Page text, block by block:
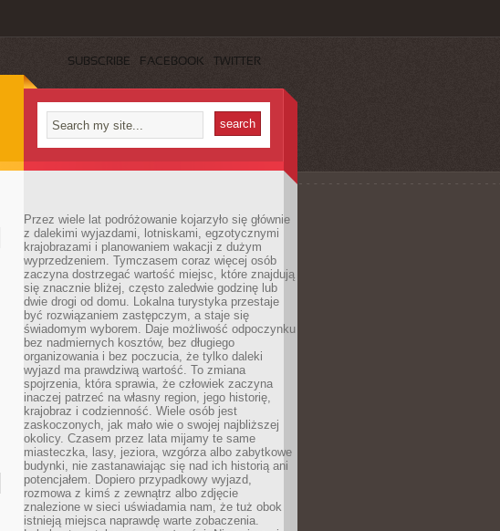
SUBSCRIBE FACEBOOK TWITTER
Przez wiele lat podróżowanie kojarzyło się głównie
z dalekimi wyjazdami, lotniskami, egzotycznymi
krajobrazami i planowaniem wakacji z dużym
wyprzedzeniem. Tymczasem coraz więcej osób
zaczyna dostrzegać wartość miejsc, które znajdują
się znacznie bliżej, często zaledwie godzinę lub
dwie drogi od domu. Lokalna turystyka przestaje
być rozwiązaniem zastępczym, a staje się
świadomym wyborem. Daje możliwość odpoczynku
bez nadmiernych kosztów, bez długiego
organizowania i bez poczucia, że tylko daleki
wyjazd ma prawdziwą wartość. To zmiana
spojrzenia, która sprawia, że człowiek zaczyna
inaczej patrzeć na własny region, jego historię,
krajobraz i codzienność. Wiele osób jest
zaskoczonych, jak mało wie o swojej najbliższej
okolicy. Czasem przez lata mijamy te same
miasteczka, lasy, jeziora, wzgórza albo zabytkowe
budynki, nie zastanawiając się nad ich historią ani
potencjałem. Dopiero przypadkowy wyjazd,
rozmowa z kimś z zewnątrz albo zdjęcie
znalezione w sieci uświadamia nam, że tuż obok
istnieją miejsca naprawdę warte zobaczenia.